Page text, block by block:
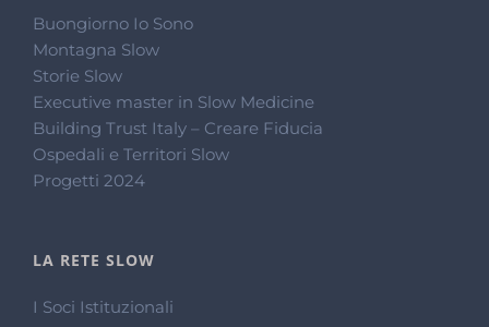
Buongiorno Io Sono
Montagna Slow
Storie Slow
Executive master in Slow Medicine
Building Trust Italy – Creare Fiducia
Ospedali e Territori Slow
Progetti 2024
LA RETE SLOW
I Soci Istituzionali